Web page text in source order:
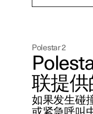
联系我们
极星官方二手
探索Polestar 3
联系我们
公共充电
家庭充电
车主服务
Polestar 2
联提供
如果发生碰